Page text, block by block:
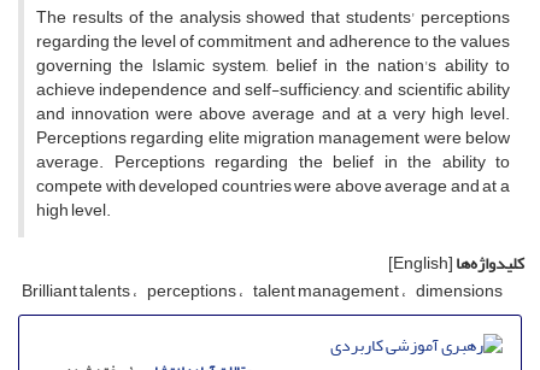
The results of the analysis showed that students' perceptions
regarding the level of commitment and adherence to the values
governing the Islamic system, belief in the nation's ability to
achieve independence and self-sufficiency, and scientific ability
and innovation were above average and at a very high level.
Perceptions regarding elite migration management were below
average. Perceptions regarding the belief in the ability to
compete with developed countries were above average and at a
high level.
کلیدواژه‌ها[English]
Brilliant talents perceptions talent management dimensions